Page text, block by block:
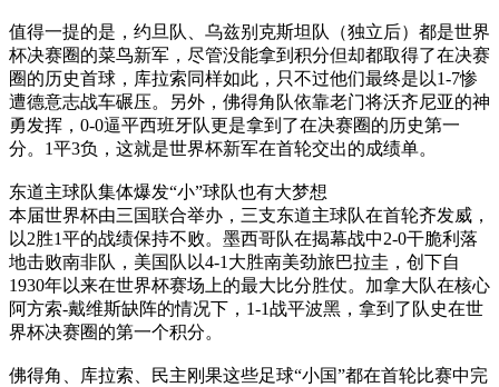
值得一提的是，约旦队、乌兹别克斯坦队（独立后）都是世界
杯决赛圈的菜鸟新军，尽管没能拿到积分但却都取得了在决赛
圈的历史首球，库拉索同样如此，只不过他们最终是以1-7惨
遭德意志战车碾压。另外，佛得角队依靠老门将沃齐尼亚的神
勇发挥，0-0逼平西班牙队更是拿到了在决赛圈的历史第一
分。1平3负，这就是世界杯新军在首轮交出的成绩单。
东道主球队集体爆发“小”球队也有大梦想
本届世界杯由三国联合举办，三支东道主球队在首轮齐发威，
以2胜1平的战绩保持不败。墨西哥队在揭幕战中2-0干脆利落
地击败南非队，美国队以4-1大胜南美劲旅巴拉圭，创下自
1930年以来在世界杯赛场上的最大比分胜仗。加拿大队在核心
阿方索-戴维斯缺阵的情况下，1-1战平波黑，拿到了队史在世
界杯决赛圈的第一个积分。
佛得角、库拉索、民主刚果这些足球“小国”都在首轮比赛中完